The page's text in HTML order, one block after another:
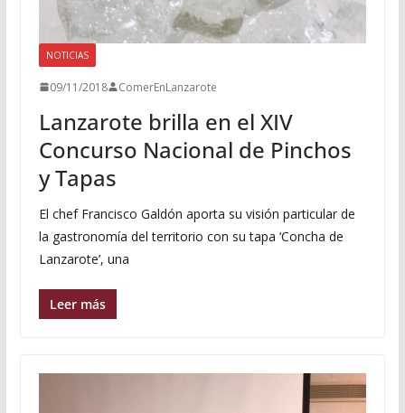
NOTICIAS
09/11/2018 ComerEnLanzarote
Lanzarote brilla en el XIV
Concurso Nacional de Pinchos
y Tapas
El chef Francisco Galdón aporta su visión particular de
la gastronomía del territorio con su tapa ‘Concha de
Lanzarote’, una
Leer más